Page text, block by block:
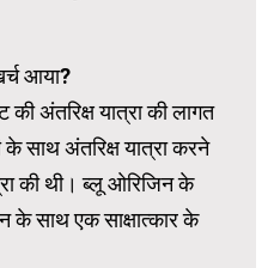
आया?
अंतरिक्ष यात्रा की लागत
साथ अंतरिक्ष यात्रा करने
की थी। ब्लू ओरिजिन के
के साथ एक साक्षात्कार के